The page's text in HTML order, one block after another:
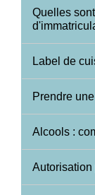
Quelles
Label de
Prendre
Alcools :
Autorisation